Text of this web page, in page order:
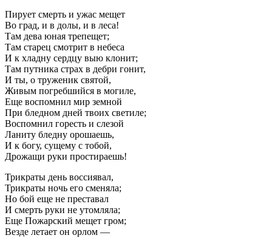
Пирует смерть и ужас мещет
Во град, и в долы, и в леса!
Там дева юная трепещет;
Там старец смотрит в небеса
И к хладну сердцу выю клонит;
Там путника страх в дебри гонит,
И ты, о труженик святой,
Живым погребшийся в могиле,
Еще воспомнил мир земной
При бледном дней твоих светиле;
Воспомнил горесть и слезой
Ланиту бледну орошаешь,
И к богу, сущему с тобой,
Дрожащи руки простираешь!
Трикраты день воссиявал,
Трикраты ночь его сменяла;
Но бой еще не преставал
И смерть руки не утомляла;
Еще Пожарский мещет гром;
Везде летает он орлом —